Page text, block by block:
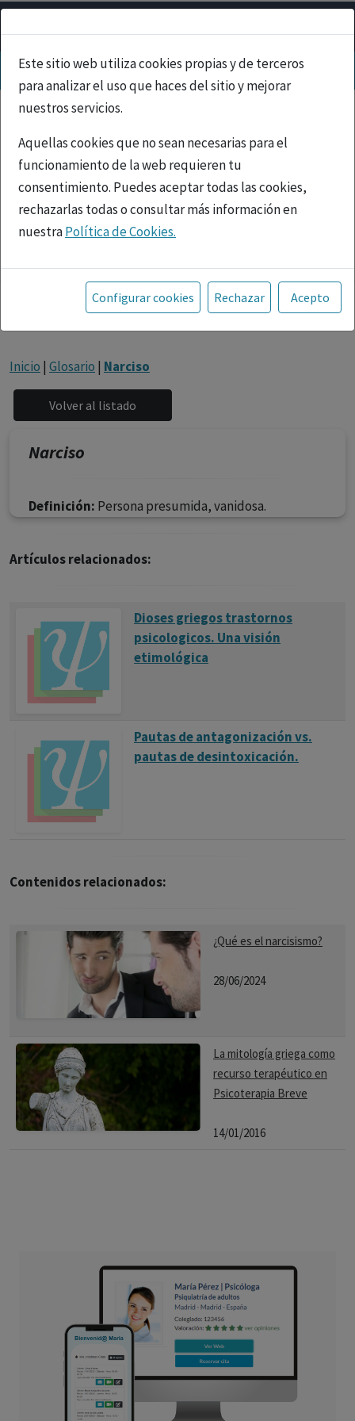
Este sitio web utiliza cookies propias y de terceros
para analizar el uso que haces del sitio y mejorar
nuestros servicios.
Aquellas cookies que no sean necesarias para el
funcionamiento de la web requieren tu
consentimiento. Puedes aceptar todas las cookies,
rechazarlas todas o consultar más información en
nuestraPolítica de Cookies.
Toda la información incluida en la Página Web está
referida a productos del mercado español y, por
tanto, dirigida a profesionales sanitarios legalmente
facultados para prescribir o dispensar medicamentos
fármacos se facilita a título meramente informativo,
siendo responsabilidad de los profesionales
facultados prescribir medicamentos y decidir, en cada
caso concreto, el tratamiento más adecuado a las
Configurar cookies Rechazar Acepto
Inicio | Glosario | Narciso
Narciso
Definición: Persona presumida, vanidosa.
Artículos relacionados:
Dioses griegos trastornos
psicologicos. Una visión
etimológica
Pautas de antagonización vs.
pautas de desintoxicación.
Contenidos relacionados:
¿Qué es el narcisismo?
28/06/2024
La mitología griega como
recurso terapéutico en
Psicoterapia Breve
14/01/2016